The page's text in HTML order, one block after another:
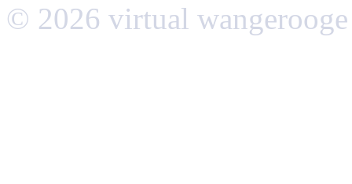
© 2026 virtual wangerooge